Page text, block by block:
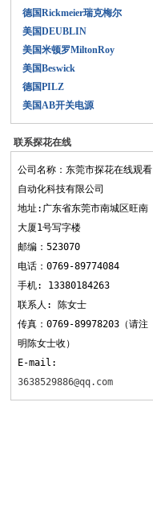
德国Rickmeier瑞克梅尔
美国DEUBLIN
美国米顿罗MiltonRoy
美国Beswick
德国PILZ
美国AB开关电源
联系探花在线
观看
公司名称：东莞市探花在线观看
自动化科技有限公司
地址:广东省东莞市南城区旺南
大厦1号写字楼
邮编：523070
电话：0769-89774084
手机: 13380184263
联系人: 陈女士
传真：0769-89978203（请注
明陈女士收）
E-mail:
3638529886@qq.com